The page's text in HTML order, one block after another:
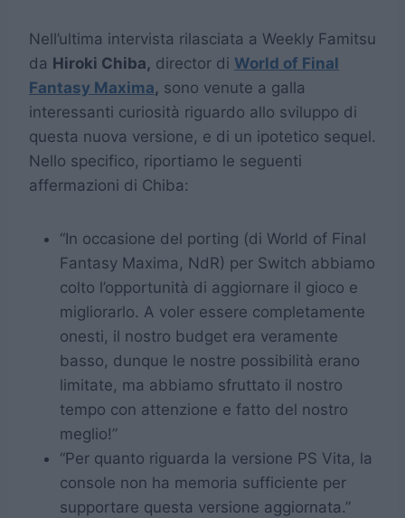
Nell’ultima intervista rilasciata a Weekly Famitsu
da Hiroki Chiba, director di World of Final
Fantasy Maxima, sono venute a galla
interessanti curiosità riguardo allo sviluppo di
questa nuova versione, e di un ipotetico sequel.
Nello specifico, riportiamo le seguenti
affermazioni di Chiba:
“In occasione del porting (di World of Final
Fantasy Maxima, NdR) per Switch abbiamo
colto l’opportunità di aggiornare il gioco e
migliorarlo. A voler essere completamente
onesti, il nostro budget era veramente
basso, dunque le nostre possibilità erano
limitate, ma abbiamo sfruttato il nostro
tempo con attenzione e fatto del nostro
meglio!”
“Per quanto riguarda la versione PS Vita, la
console non ha memoria sufficiente per
supportare questa versione aggiornata.”